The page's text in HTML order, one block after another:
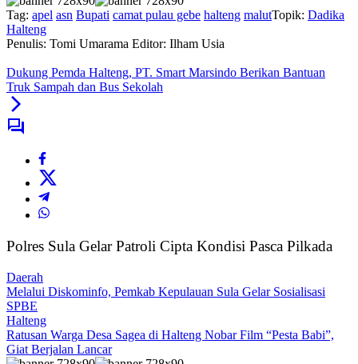
Tag: apel asn Bupati camat pulau gebe halteng malutTopik: Dadika
Halteng
Penulis: Tomi Umarama Editor: Ilham Usia
Dukung Pemda Halteng, PT. Smart Marsindo Berikan Bantuan
Truk Sampah dan Bus Sekolah
Polres Sula Gelar Patroli Cipta Kondisi Pasca Pilkada
Daerah
Melalui Diskominfo, Pemkab Kepulauan Sula Gelar Sosialisasi
SPBE
Halteng
Ratusan Warga Desa Sagea di Halteng Nobar Film “Pesta Babi”,
Giat Berjalan Lancar